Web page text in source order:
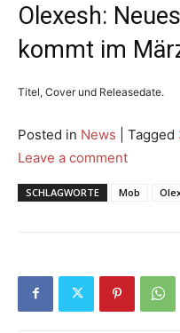
Olexesh:
kommt im
Titel, Cover und Releasedate.
Posted in News Tagged
Leave a comment
SCHLAGWORTE Mob